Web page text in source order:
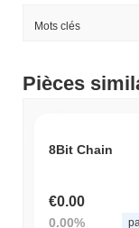
Mots clés
Pièces
8Bit Chain
€0.00
0.00%